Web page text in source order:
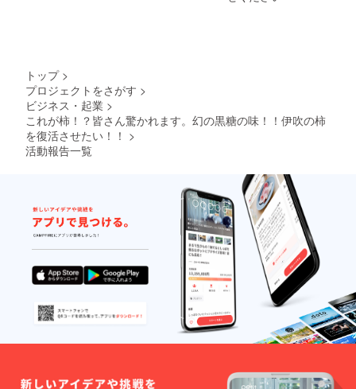
ウド
収穫体
験の開
10月30
日(月)も
しくは
11月4日
(土)の予
定で
す。
トップ >
プロジェクトをさがす >
ビジネス・起業 >
これが柿！？皆さん驚かれます。幻の黒糖の味！！伊吹の柿
を復活させたい！！ >
活動報告一覧